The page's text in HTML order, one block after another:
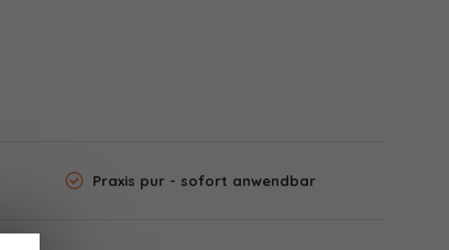
Praxis pur - sofort anwendbar